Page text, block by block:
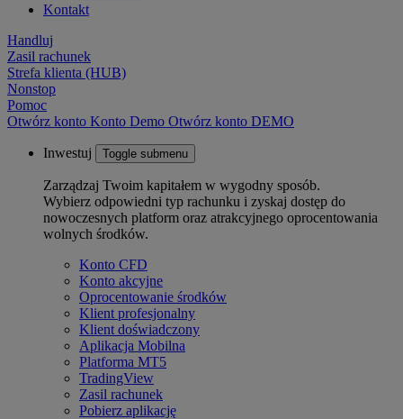
Kontakt
Handluj
Zasil rachunek
Strefa klienta (HUB)
Nonstop
Pomoc
Otwórz konto Konto Demo Otwórz konto DEMO
Inwestuj Toggle submenu
Zarządzaj Twoim kapitałem w wygodny sposób.
Wybierz odpowiedni typ rachunku i zyskaj dostęp do
nowoczesnych platform oraz atrakcyjnego oprocentowania
wolnych środków.
Konto CFD
Konto akcyjne
Oprocentowanie środków
Klient profesjonalny
Klient doświadczony
Aplikacja Mobilna
Platforma MT5
TradingView
Zasil rachunek
Pobierz aplikację